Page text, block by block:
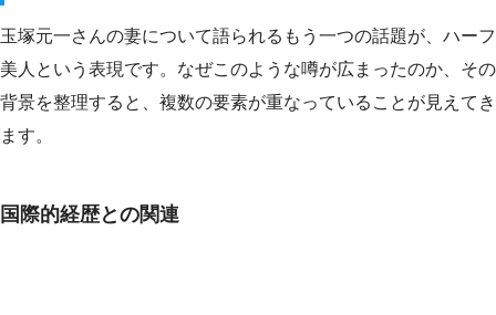
玉塚元一さんの妻について語られるもう一つの話題が、ハーフ
美人という表現です。なぜこのような噂が広まったのか、その
背景を整理すると、複数の要素が重なっていることが見えてき
ます。
国際的経歴との関連